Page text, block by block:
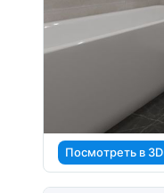
Посмотреть в 3D